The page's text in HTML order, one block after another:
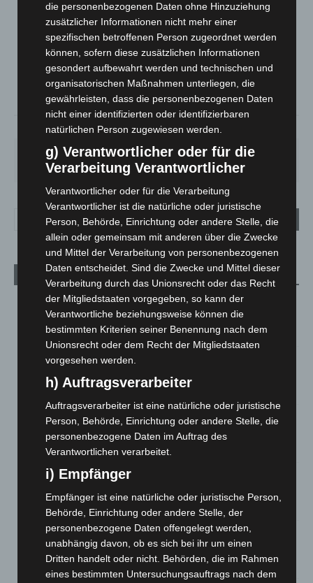
LANGENHAGEN
Überwiegend Bewölkt
13.9°C 15.5°
13.3°
90% 1m/s
SA.
27°
SO.
34°
MO.
27°
DI.
23°
Aktuelle Beiträge
Niedersachsen: Feuerwehrkräfte kehren nach
Waldbrandeinsatz aus Spanien zurück
7. August 2026
Hannover: Erste Tigermücken-Population in Niedersachsen
7. August 2026
Brand im „Haus der Begegnung“ in Neuwarmbüchen schnell
6. August 2026
Region Hannover: 21 neue Notfallsanitäter starten beim
5. August 2026
Mann läuft mit Hockeyschläger über A7 – Polizei sucht
Zeugen
5. August 2026
die personenbezogenen Daten ohne Hinzuziehung
zusätzlicher Informationen nicht mehr einer
spezifischen betroffenen Person zugeordnet werden
können, sofern diese zusätzlichen Informationen
gesondert aufbewahrt werden und technischen und
organisatorischen Maßnahmen unterliegen, die
gewährleisten, dass die personenbezogenen Daten
nicht einer identifizierten oder identifizierbaren
natürlichen Person zugewiesen werden.
g) Verantwortlicher oder für die
Verarbeitung Verantwortlicher
Verantwortlicher oder für die Verarbeitung
Verantwortlicher ist die natürliche oder juristische
Person, Behörde, Einrichtung oder andere Stelle, die
allein oder gemeinsam mit anderen über die Zwecke
und Mittel der Verarbeitung von personenbezogenen
Daten entscheidet. Sind die Zwecke und Mittel dieser
Verarbeitung durch das Unionsrecht oder das Recht
der Mitgliedstaaten vorgegeben, so kann der
Verantwortliche beziehungsweise können die
bestimmten Kriterien seiner Benennung nach dem
Unionsrecht oder dem Recht der Mitgliedstaaten
vorgesehen werden.
h) Auftragsverarbeiter
Auftragsverarbeiter ist eine natürliche oder juristische
Person, Behörde, Einrichtung oder andere Stelle, die
personenbezogene Daten im Auftrag des
Verantwortlichen verarbeitet.
i) Empfänger
Empfänger ist eine natürliche oder juristische Person,
Behörde, Einrichtung oder andere Stelle, der
personenbezogene Daten offengelegt werden,
unabhängig davon, ob es sich bei ihr um einen
Dritten handelt oder nicht. Behörden, die im Rahmen
eines bestimmten Untersuchungsauftrags nach dem